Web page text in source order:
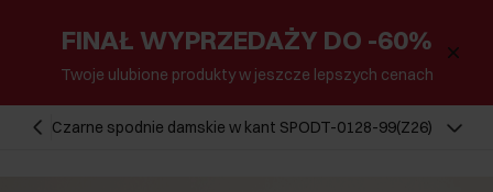
FINAŁ WYPRZEDAŻY DO -60%
Twoje ulubione produkty w jeszcze lepszych cenach
Czarne spodnie damskie w kant SPODT-0128-99(Z26)